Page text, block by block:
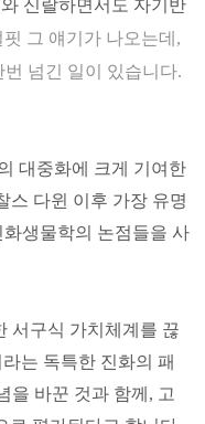
신랄하면서도 자기반
그 얘기가 나오는데,
넘긴 일이 있습니다.
대중화에 크게 기여한
스 다윈 이후 가장 유명
생물학의 논점들을 사
서구식 가치체계를 끊
는 독특한 진화의 패
을 바꾼 것과 함께, 고